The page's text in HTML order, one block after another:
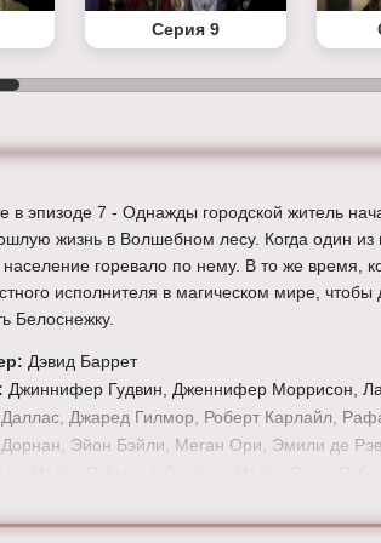
Серия 9
в эпизоде 7 - Однажды городской житель
жизнь в Волшебном лесу. Когда один из
горевало по нему. В то же время,
исполнителя в магическом мире, чтобы
Белоснежку.
Дэвид Баррет
Джиннифер Гудвин, Дженнифер Моррисон,
Джаред Гилмор, Роберт Карлайл,
Эйон Бэйли, Меган Ори, Эмили де
Майкл Реймонд-Джеймс, Майкл Сока,
и Мекиа Кокс.